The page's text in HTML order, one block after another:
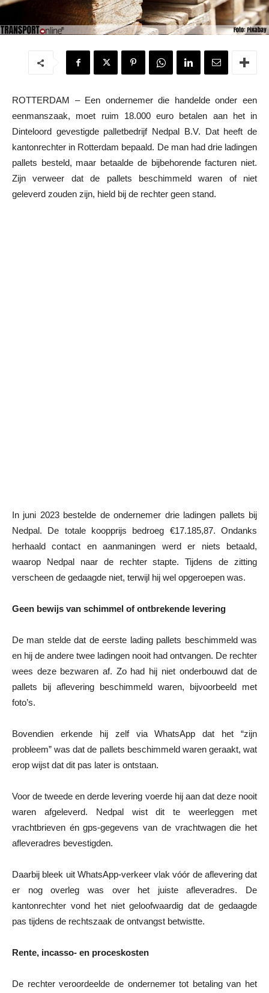
ROTTERDAM – Een ondernemer die handelde onder een
eenmanszaak, moet ruim 18.000 euro betalen aan het in
Dinteloord gevestigde palletbedrijf Nedpal B.V. Dat heeft de
kantonrechter in Rotterdam bepaald. De man had drie ladingen
pallets besteld, maar betaalde de bijbehorende facturen niet.
Zijn verweer dat de pallets beschimmeld waren of niet
geleverd zouden zijn, hield bij de rechter geen stand.
In juni 2023 bestelde de ondernemer drie ladingen pallets bij
Nedpal. De totale koopprijs bedroeg €17.185,87. Ondanks
herhaald contact en aanmaningen werd er niets betaald,
waarop Nedpal naar de rechter stapte. Tijdens de zitting
verscheen de gedaagde niet, terwijl hij wel opgeroepen was.
Geen bewijs van schimmel of ontbrekende levering
De man stelde dat de eerste lading pallets beschimmeld was
en hij de andere twee ladingen nooit had ontvangen. De rechter
wees deze bezwaren af. Zo had hij niet onderbouwd dat de
pallets bij aflevering beschimmeld waren, bijvoorbeeld met
foto’s.
Bovendien erkende hij zelf via WhatsApp dat het “zijn
probleem” was dat de pallets beschimmeld waren geraakt, wat
erop wijst dat dit pas later is ontstaan.
Voor de tweede en derde levering voerde hij aan dat deze nooit
waren afgeleverd. Nedpal wist dit te weerleggen met
vrachtbrieven én gps-gegevens van de vrachtwagen die het
afleveradres bevestigden.
Daarbij bleek uit WhatsApp-verkeer vlak vóór de aflevering dat
er nog overleg was over het juiste afleveradres. De
kantonrechter vond het niet geloofwaardig dat de gedaagde
pas tijdens de rechtszaak de ontvangst betwistte.
Rente, incasso- en proceskosten
De rechter veroordeelde de ondernemer tot betaling van het